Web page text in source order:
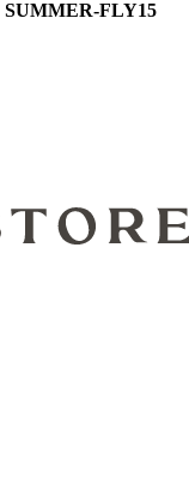
SUMMER-FLY15